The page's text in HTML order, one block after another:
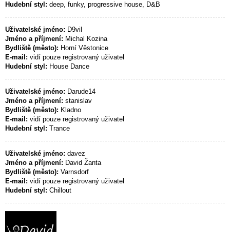
Hudební styl: deep, funky, progressive house, D&B
Uživatelské jméno: D9vil
Jméno a příjmení: Michal Kozina
Bydliště (město): Horní Věstonice
E-mail: vidí pouze registrovaný uživatel
Hudební styl: House Dance
Uživatelské jméno: Darude14
Jméno a příjmení: stanislav
Bydliště (město): Kladno
E-mail: vidí pouze registrovaný uživatel
Hudební styl: Trance
Uživatelské jméno: davez
Jméno a příjmení: David Žanta
Bydliště (město): Varnsdorf
E-mail: vidí pouze registrovaný uživatel
Hudební styl: Chillout